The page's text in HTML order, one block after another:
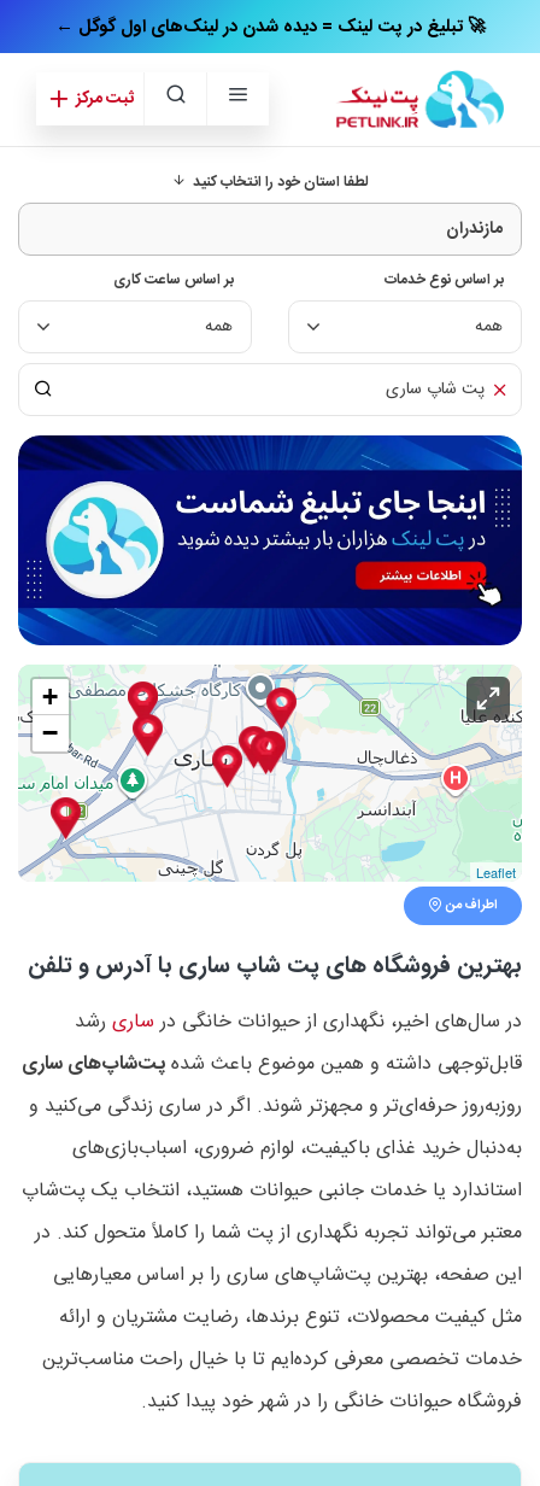
← تبلیغ در پت‌ لینک = دیده شدن در لینک‌های اول گوگل 🚀
ثبت مرکز
لطفا استان خود را انتخاب کنید
بر اساس نوع خدمات بر اساس ساعت کاری
+
−
Leaflet
اطراف من
بهترین فروشگاه های پت شاپ ساری با آدرس و تلفن
در سال‌های اخیر، نگهداری از حیوانات خانگی درساری رشد
قابل‌توجهی داشته و همین موضوع باعث شدهپت‌شاپ‌های ساری
روزبه‌روز حرفه‌ای‌تر و مجهزتر شوند. اگر در ساری زندگی می‌کنید و
به‌دنبال خرید غذای باکیفیت، لوازم ضروری، اسباب‌بازی‌های
استاندارد یا خدمات جانبی حیوانات هستید، انتخاب یک پت‌شاپ
معتبر می‌تواند تجربه نگهداری از پت شما را کاملاً متحول کند. در
این صفحه، بهترین پت‌شاپ‌های ساری را بر اساس معیارهایی
مثل کیفیت محصولات، تنوع برندها، رضایت مشتریان و ارائه
خدمات تخصصی معرفی کرده‌ایم تا با خیال راحت مناسب‌ترین
فروشگاه حیوانات خانگی را در شهر خود پیدا کنید.